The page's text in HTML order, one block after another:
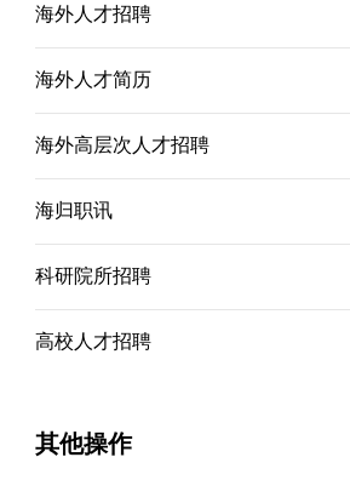
海外人才招聘
海外人才简历
海外高层次人才招聘
海归职讯
科研院所招聘
高校人才招聘
其他操作